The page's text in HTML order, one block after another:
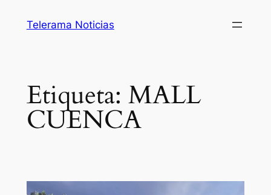
Telerama Noticias
Etiqueta: MALL
CUENCA